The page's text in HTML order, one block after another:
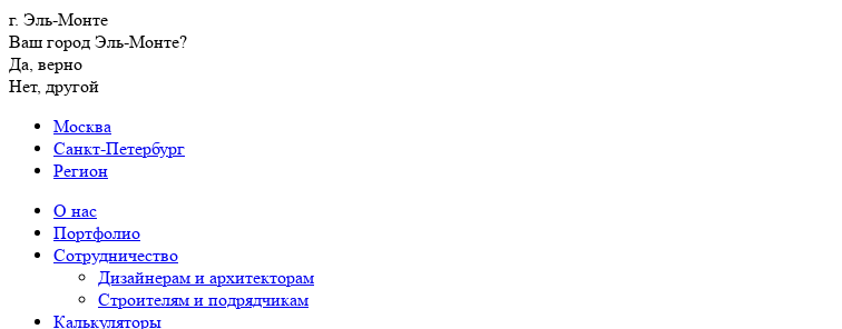
г. Эль-Монте
Ваш город Эль-Монте?
Да, верно
Нет, другой
Москва
Санкт-Петербург
Регион
О нас
Портфолио
Сотрудничество
Дизайнерам и архитекторам
Строителям и подрядчикам
Калькуляторы